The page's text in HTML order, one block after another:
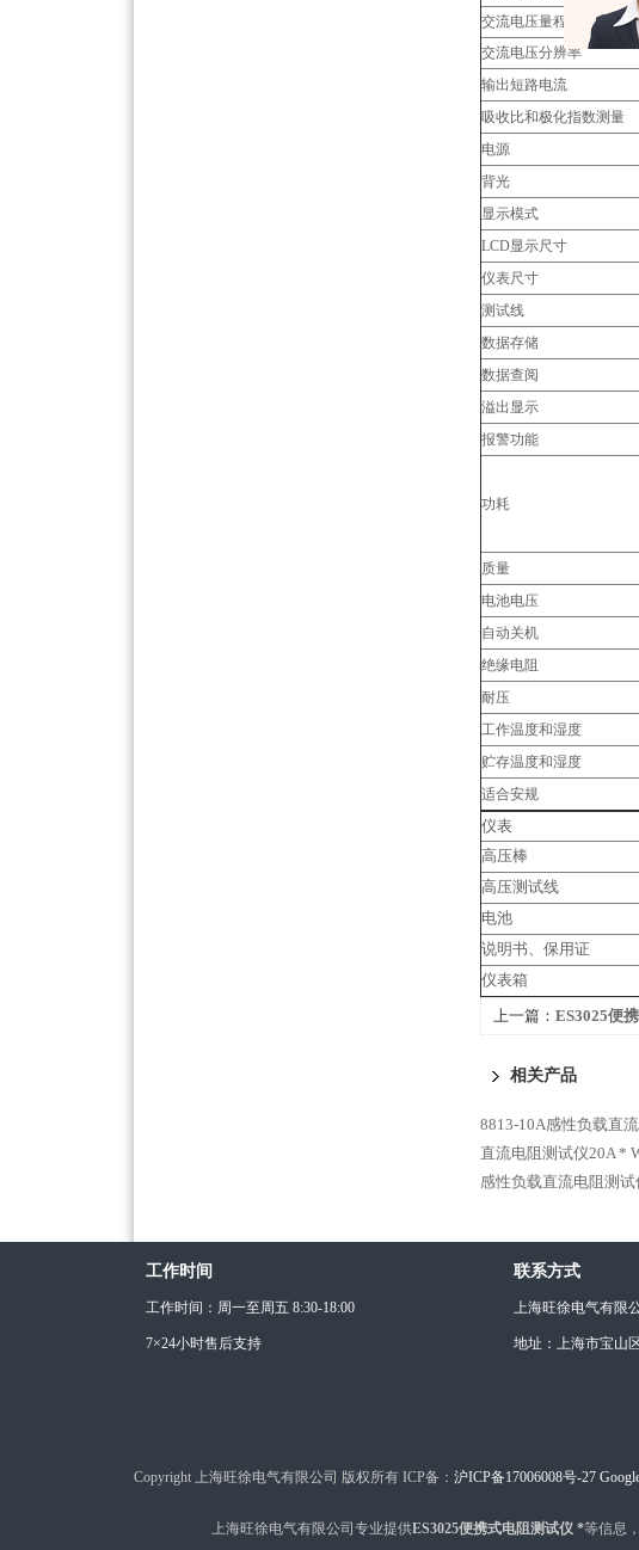
交流电压量程
交流电压分辨率
输出短路电流
吸收比和极化指数测量
电源
背光
显示模式
LCD显示尺寸
仪表尺寸
测试线
数据存储
数据查阅
溢出显示
报警功能
功耗
质量
电池电压
自动关机
绝缘电阻
耐压
工作温度和湿度
贮存温度和湿度
适合安规
仪表
高压棒
高压测试线
电池
说明书、保用证
仪表箱
上一篇： ES3025便
相关产品
8813-10A感性负载直
直流电阻测试仪20A *
感性负载直流电阻测试
工作时间
工作时间：周一至周五 8:30-18:00
7×24小时售后支持
联系方式
上海旺徐电气有限
地址：上海市宝山
Copyright 上海旺徐电气有限公司 版权所有 ICP备： 沪ICP备17006008号-27
上海旺徐电气有限公司专业提供ES3025便携式电阻测试仪 *等信息